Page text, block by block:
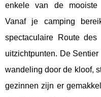
enkele van de mooiste
Vanaf je camping
spectaculaire Route des
uitzichtpunten. De
wandeling door de kloof,
gezinnen zijn er